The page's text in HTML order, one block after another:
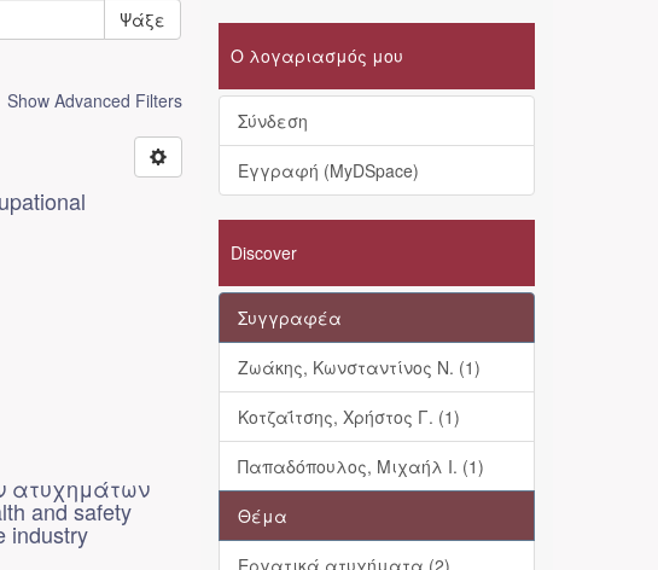
Ψάξε
Show Advanced Filters
ατυχημάτων
and safety
industry
Ο λογαριασμός μου
Σύνδεση
Εγγραφή (MyDSpace)
Discover
Συγγραφέα
Ζωάκης, Κωνσταντίνος Ν. (1)
Κοτζαΐτσης, Χρήστος Γ. (1)
Παπαδόπουλος, Μιχαήλ Ι. (1)
Θέμα
Εργατικά ατυχήματα (2)